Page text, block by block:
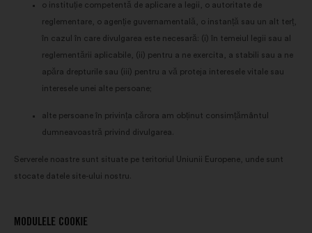
o instituție competentă de aplicare a legii, o autoritate de
reglementare, o agenție guvernamentală, o instanță sau un alt terț,
în cazul în care divulgarea este necesară: (i) în temeiul legii sau al
reglementării aplicabile, (ii) pentru a ne exercita, a stabili sau a ne
apăra drepturile sau (iii) pentru a vă proteja interesele vitale sau
interesele unei alte persoane;
alte persoane în privința cărora am obținut consimțământul
dumneavoastră privind divulgarea.
Serverele noastre sunt situate pe teritoriul Uniunii Europene, unde sunt
stocate datele site-ului nostru.
MODULELE COOKIE